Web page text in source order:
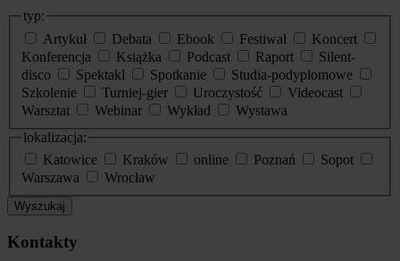
typ:
Artykuł
Debata Ebook Festiwal
Koncert
Konferencja
Książka Podcast Raport
Silent-
disco
Spektakl Spotkanie
Studia-podyplomowe
Szkolenie
Turniej-gier Uroczystość
Videocast
Warsztat
Webinar Wykład
Wystawa
lokalizacja:
Katowice
Kraków online Poznań
Sopot
Warszawa
Wrocław
Wyszukaj
Kontakty